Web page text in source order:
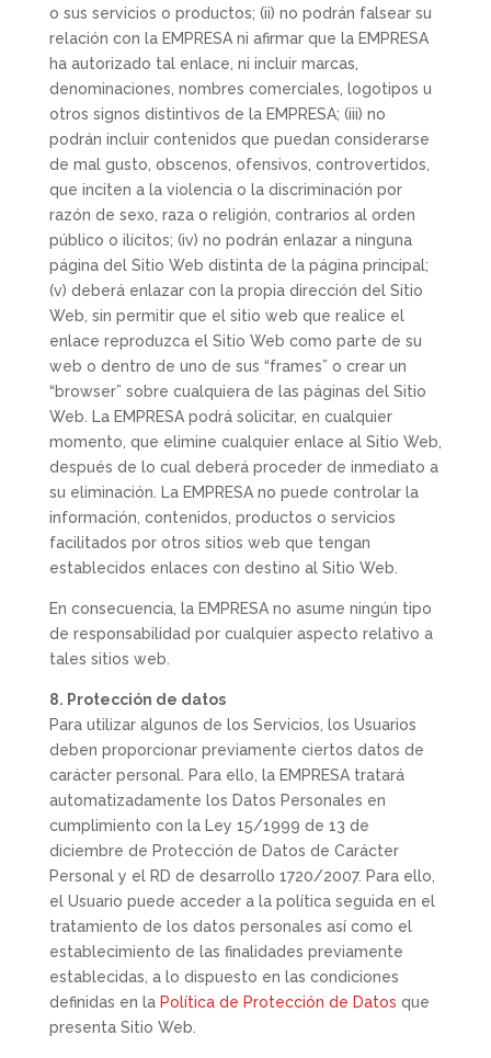
o sus servicios o productos; (ii) no podrán falsear su
relación con la EMPRESA ni afirmar que la EMPRESA
ha autorizado tal enlace, ni incluir marcas,
denominaciones, nombres comerciales, logotipos u
otros signos distintivos de la EMPRESA; (iii) no
podrán incluir contenidos que puedan considerarse
de mal gusto, obscenos, ofensivos, controvertidos,
que inciten a la violencia o la discriminación por
razón de sexo, raza o religión, contrarios al orden
público o ilícitos; (iv) no podrán enlazar a ninguna
página del Sitio Web distinta de la página principal;
(v) deberá enlazar con la propia dirección del Sitio
Web, sin permitir que el sitio web que realice el
enlace reproduzca el Sitio Web como parte de su
web o dentro de uno de sus “frames” o crear un
“browser” sobre cualquiera de las páginas del Sitio
Web. La EMPRESA podrá solicitar, en cualquier
momento, que elimine cualquier enlace al Sitio Web,
después de lo cual deberá proceder de inmediato a
su eliminación. La EMPRESA no puede controlar la
información, contenidos, productos o servicios
facilitados por otros sitios web que tengan
establecidos enlaces con destino al Sitio Web.
En consecuencia, la EMPRESA no asume ningún tipo
de responsabilidad por cualquier aspecto relativo a
tales sitios web.
8. Protección de datos
Para utilizar algunos de los Servicios, los Usuarios
deben proporcionar previamente ciertos datos de
carácter personal. Para ello, la EMPRESA tratará
automatizadamente los Datos Personales en
cumplimiento con la Ley 15/1999 de 13 de
diciembre de Protección de Datos de Carácter
Personal y el RD de desarrollo 1720/2007. Para ello,
el Usuario puede acceder a la política seguida en el
tratamiento de los datos personales así como el
establecimiento de las finalidades previamente
establecidas, a lo dispuesto en las condiciones
definidas en la Política de Protección de Datos que
presenta Sitio Web.